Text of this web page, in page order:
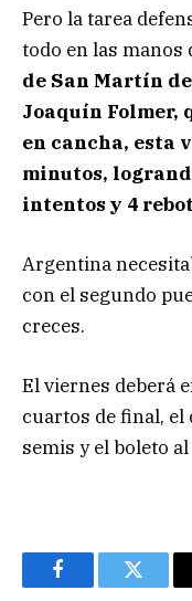
Pero la tarea
todo en las manos
de San Martín
Joaquín Folmer,
en cancha, esta
minutos,
intentos y 4
Argentina
con el segundo
creces.
El viernes deberá
cuartos de final, el
semis y el boleto
FacebookTwitter